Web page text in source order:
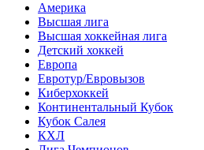
Америка
Высшая лига
Высшая хоккейная лига
Детский хоккей
Европа
Евротур/Евровызов
Киберхоккей
Континентальный Кубок
Кубок Салея
КХЛ